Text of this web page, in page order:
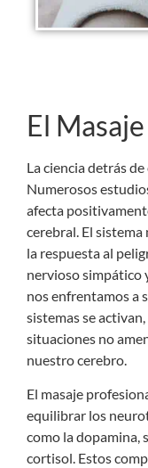
El
La ciencia detrás
Numerosos
afecta
cerebral. El
la respuesta al
nervioso simpático
nos enfrentamos a
sistemas se
situaciones no
nuestro cerebro.
El masaje
equilibrar los
como la dopamina,
cortisol. Estos